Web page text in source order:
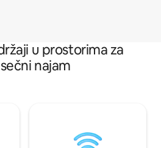
u prostorima za
najam